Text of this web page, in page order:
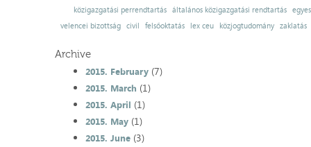
közigazgatási perrendtartás
általános közigazgatási rendtartás
velencei bizottság
civil felsőoktatás lex ceu közjogtudomány zaklatás
Archive
2015. February(7)
2015. March (1)
2015. April (1)
2015. May(1)
2015. June(3)